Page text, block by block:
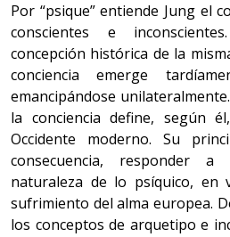
Por “psique” entiende Jung el
conscientes e
concepción histórica de la
conciencia emerge
emancipándose
la conciencia define, según
Occidente moderno. Su
consecuencia, responder
naturaleza de lo psíquico, en
sufrimiento del alma europea.
los conceptos de arquetipo e